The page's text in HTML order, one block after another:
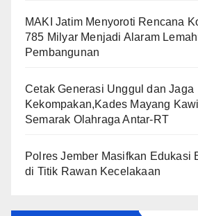
MAKI Jatim Menyoroti Rencana
785 Milyar Menjadi Alaram
Pembangunan
Cetak Generasi Unggul dan Jaga
Kekompakan,Kades Mayang
Semarak Olahraga Antar-RT
Polres Jember Masifkan Edukasi
di Titik Rawan Kecelakaan